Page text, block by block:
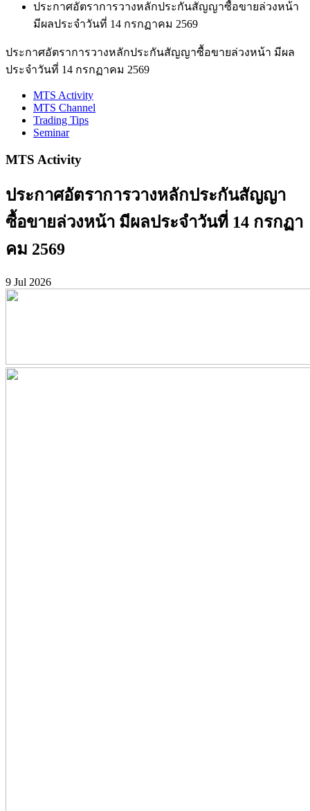
ประกาศอัตราการวางหลักประกันสัญญาซื้อขายล่วงหน้า
มีผลประจำวันที่ 14 กรกฏาคม 2569
ประกาศอัตราการวางหลักประกันสัญญาซื้อขายล่วงหน้า มีผล
ประจำวันที่ 14 กรกฏาคม 2569
MTS Activity
MTS Channel
Trading Tips
Seminar
MTS Activity
ประกาศอัตราการวางหลักประกันสัญญา
ซื้อขายล่วงหน้า มีผลประจำวันที่ 14 กรกฏา
คม 2569
9 Jul 2026